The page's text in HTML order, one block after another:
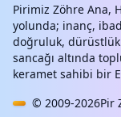
Pirimiz Zöhre Ana,
yolunda; inanç,
doğruluk, dürüstlük
sancağı altında
keramet sahibi bir
© 2009-2026Pir